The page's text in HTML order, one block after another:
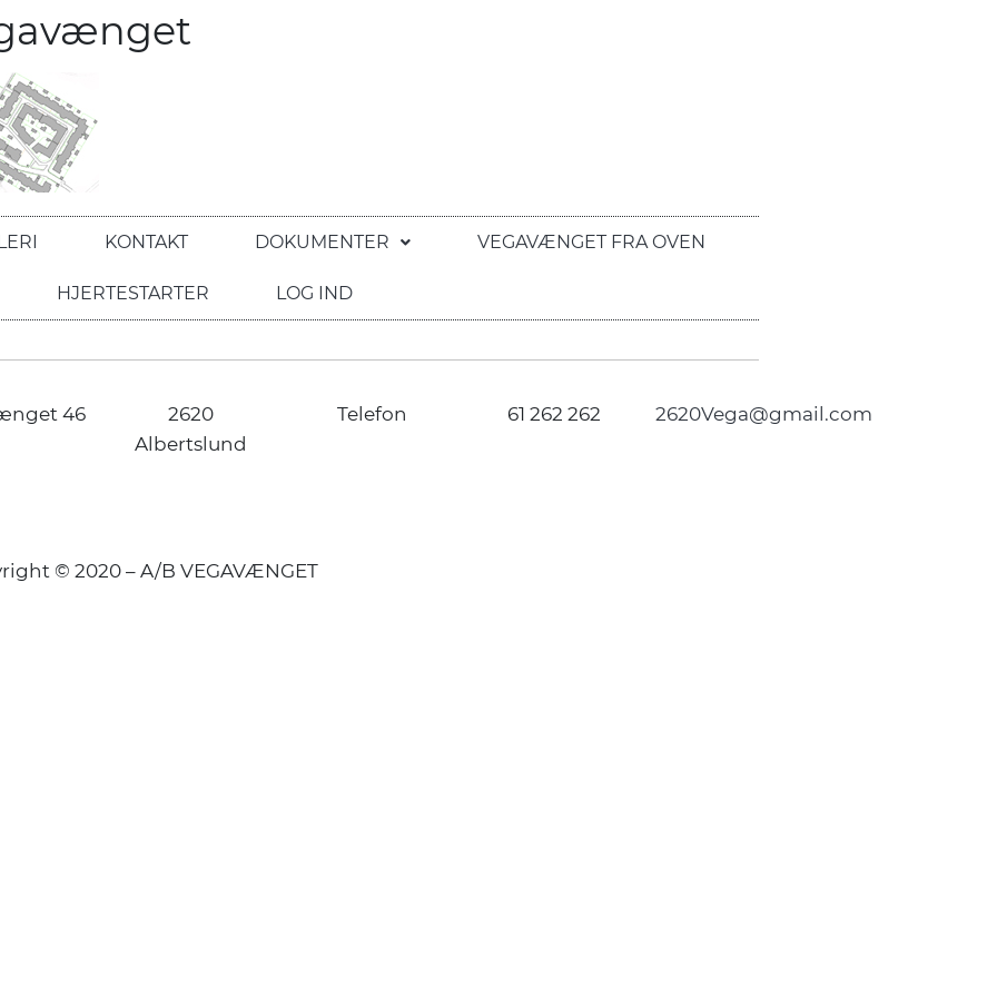
KONTAKT DOKUMENTER VEGAVÆNGET FRA OVEN
HJERTESTARTER LOG IND
46
2620
Albertslund
Telefon 61 262 262 2620Vega@gmail.com
© 2020 – A/B VEGAVÆNGET